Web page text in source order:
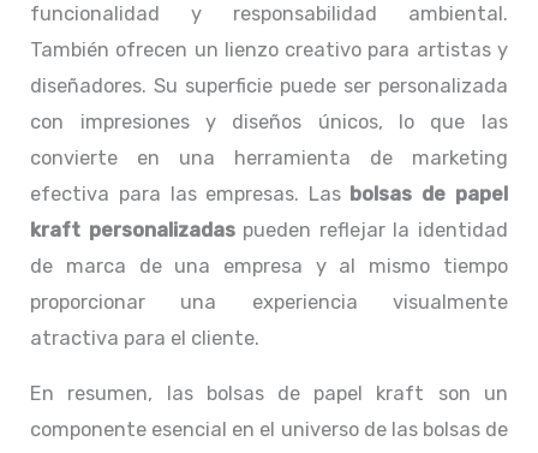
funcionalidad y responsabilidad ambiental.
También ofrecen un lienzo creativo para artistas y
diseñadores. Su superficie puede ser personalizada
con impresiones y diseños únicos, lo que las
convierte en una herramienta de marketing
efectiva para las empresas. Las bolsas de papel
kraft personalizadaspueden reflejar la identidad
de marca de una empresa y al mismo tiempo
proporcionar una experiencia visualmente
atractiva para el cliente.
En resumen, las bolsas de papel kraft son un
componente esencial en el universo de las bolsas de